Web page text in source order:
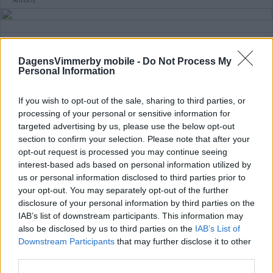
DagensVimmerby mobile - Do Not Process My
Personal Information
If you wish to opt-out of the sale, sharing to third parties, or
processing of your personal or sensitive information for
targeted advertising by us, please use the below opt-out
section to confirm your selection. Please note that after your
opt-out request is processed you may continue seeing
interest-based ads based on personal information utilized by
us or personal information disclosed to third parties prior to
your opt-out. You may separately opt-out of the further
disclosure of your personal information by third parties on the
IAB’s list of downstream participants. This information may
also be disclosed by us to third parties on the IAB’s List of
Downstream Participants that may further disclose it to other
Lindgren om heta derbyt: "Gullringen är
FOTBOLL 06 augusti 2026 15.00
ÅFF-legendarens första test – tufft
derbyt mot Vimmerby väntar
FOTBOLL 06 augusti 2026 13.00